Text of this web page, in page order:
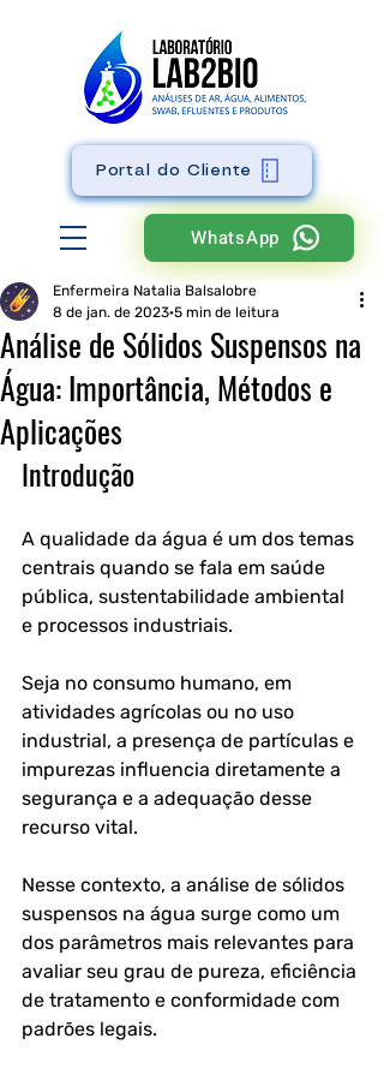
WhatsApp
Portal do Cliente
Análise de Sólidos Suspensos na
Água: Importância, Métodos e
Aplicações
Enfermeira Natalia Balsalobre
8 de jan. de 2023 5 min de leitura
Introdução
A qualidade da água é um dos temas
centrais quando se fala em saúde
pública, sustentabilidade ambiental
e processos industriais.
Seja no consumo humano, em
atividades agrícolas ou no uso
industrial, a presença de partículas e
impurezas influencia diretamente a
segurança e a adequação desse
recurso vital.
Nesse contexto, a análise de sólidos
suspensos na água surge como um
dos parâmetros mais relevantes para
avaliar seu grau de pureza, eficiência
de tratamento e conformidade com
padrões legais.